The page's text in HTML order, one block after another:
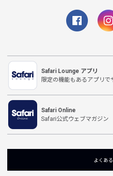
Safari Lounge アプリ
限定の機能もあるアプリで
Safari Online
Safari公式ウェブマガジン
よくあ